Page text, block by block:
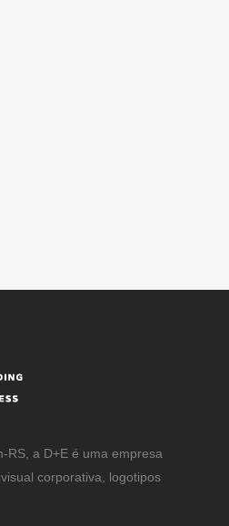
RS, a D+E é uma empresa
corporativa, logotipos